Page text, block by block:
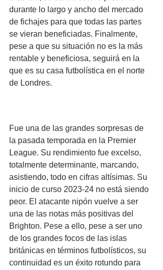
durante lo largo y ancho del mercado
de fichajes para que todas las partes
se vieran beneficiadas. Finalmente,
pese a que su situación no es la más
rentable y beneficiosa, seguirá en la
que es su casa futbolística en el norte
de Londres.
Fue una de las grandes sorpresas de
la pasada temporada en la Premier
League. Su rendimiento fue excelso,
totalmente determinante, marcando,
asistiendo, todo en cifras altísimas. Su
inicio de curso 2023-24 no está siendo
peor. El atacante nipón vuelve a ser
una de las notas más positivas del
Brighton. Pese a ello, pese a ser uno
de los grandes focos de las islas
británicas en términos futbolísticos, su
continuidad es un éxito rotundo para